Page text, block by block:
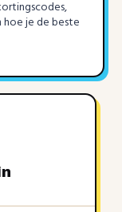
je de beste